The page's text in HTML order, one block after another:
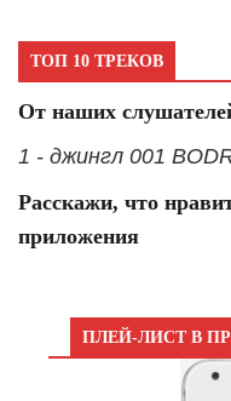
ТОП 10 ТРЕКОВ
От наших
1 - джингл 001
Расскажи, что
приложения
ПЛЕЙ-ЛИСТ В